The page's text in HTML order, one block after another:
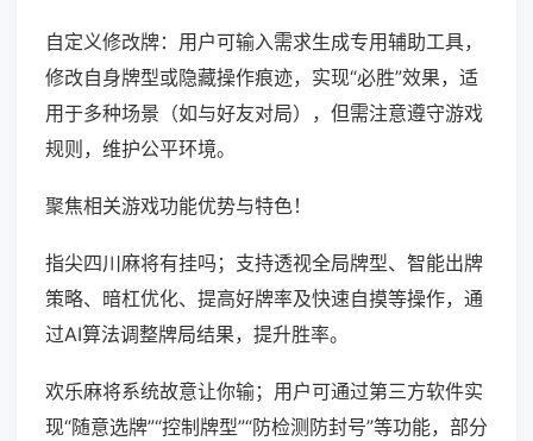
自定义修改牌：用户可输入需求生成专用辅助工具，
修改自身牌型或隐藏操作痕迹，实现“必胜”效果，适
用于多种场景（如与好友对局），但需注意遵守游戏
规则，维护公平环境。
聚焦相关游戏功能优势与特色！
指尖四川麻将有挂吗；支持透视全局牌型、智能出牌
策略、暗杠优化、提高好牌率及快速自摸等操作，通
过AI算法调整牌局结果，提升胜率。
欢乐麻将系统故意让你输；用户可通过第三方软件实
现“随意选牌”“控制牌型”“防检测防封号”等功能，部分